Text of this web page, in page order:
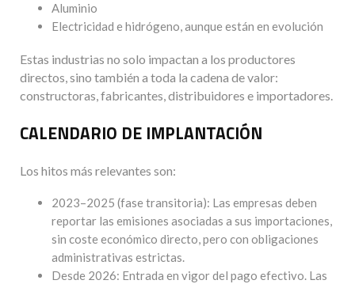
Aluminio
Electricidad e hidrógeno, aunque están en evolución
Estas industrias no solo impactan a los productores
directos, sino también a toda la cadena de valor:
constructoras, fabricantes, distribuidores e importadores.
CALENDARIO DE IMPLANTACIÓN
Los hitos más relevantes son:
2023–2025 (fase transitoria): Las empresas deben
reportar las emisiones asociadas a sus importaciones,
sin coste económico directo, pero con obligaciones
administrativas estrictas.
Desde 2026: Entrada en vigor del pago efectivo. Las